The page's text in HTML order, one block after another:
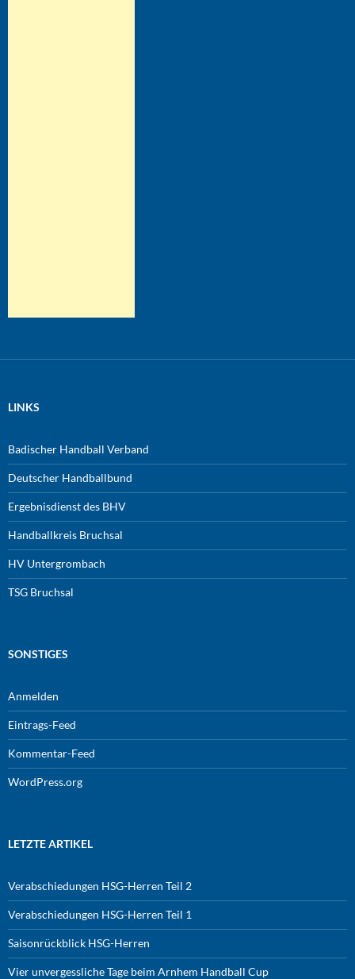
LINKS
Badischer Handball Verband
Deutscher Handballbund
Ergebnisdienst des BHV
Handballkreis Bruchsal
HV Untergrombach
TSG Bruchsal
SONSTIGES
Anmelden
Eintrags-Feed
Kommentar-Feed
WordPress.org
LETZTE ARTIKEL
Verabschiedungen HSG-Herren Teil 2
Verabschiedungen HSG-Herren Teil 1
Saisonrückblick HSG-Herren
Vier unvergessliche Tage beim Arnhem Handball Cup